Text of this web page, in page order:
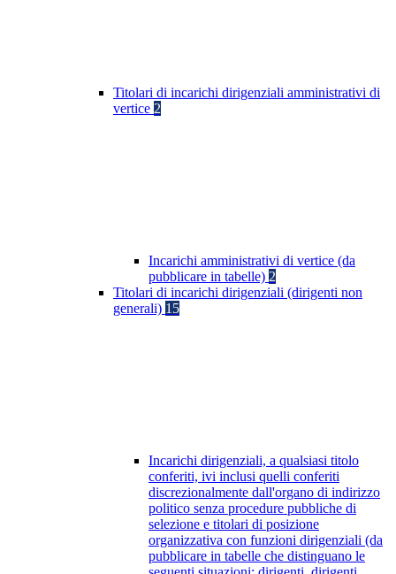
Titolari di incarichi dirigenziali amministrativi di
vertice 2
Incarichi amministrativi di vertice (da
pubblicare in tabelle) 2
Titolari di incarichi dirigenziali (dirigenti non
generali) 15
Incarichi dirigenziali, a qualsiasi titolo
conferiti, ivi inclusi quelli conferiti
discrezionalmente dall'organo di indirizzo
politico senza procedure pubbliche di
selezione e titolari di posizione
organizzativa con funzioni dirigenziali (da
pubblicare in tabelle che distinguano le